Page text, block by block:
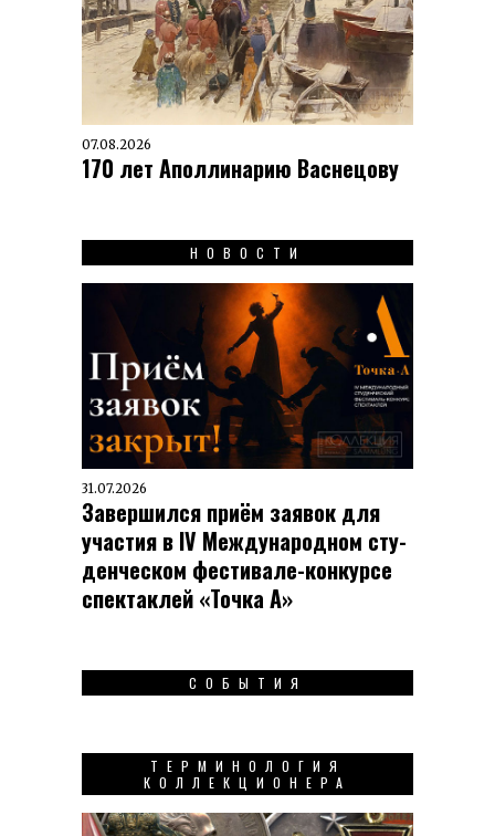
07.08.2026
170 лет Аполлинарию Васнецову
НОВОСТИ
31.07.2026
Завершился приём заявок для
участия в IV Меж­ду­на­род­ном сту­
ден­чес­ком фес­ти­вале-кон­кур­се
спек­таклей «Точка А»
СОБЫТИЯ
ТЕРМИНОЛОГИЯ
КОЛЛЕКЦИОНЕРА